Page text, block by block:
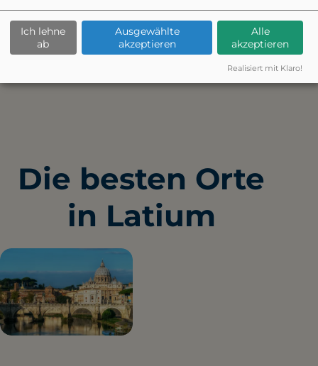
Die besten Orte
in Latium
Ich lehne
ab
Ausgewählte
akzeptieren
Alle
akzeptieren
Realisiert mit Klaro!